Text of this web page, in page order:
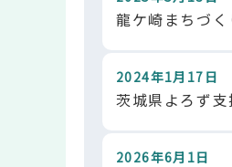
龍ケ崎まちづく
2024年1月17日
茨城県よろず
2026年6月1日